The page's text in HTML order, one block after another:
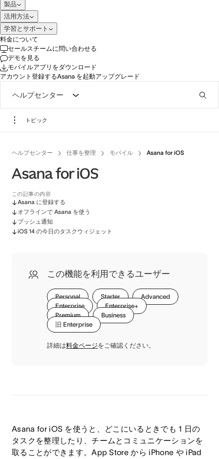
製品
活用方法
学習とサポート
料金について
セールスチームに問い合わせる
デモを見る
モバイルアプリをダウンロード
アカウント登録するAsana を起動アップグレード
ヘルプセンター
トピック
ヘルプセンター 仕事を整理 モバイル Asana for iOS
Asana for iOS
この記事の内容
Asana に登録する
オフラインで Asana を使う
プッシュ通知
iOS 14 の今日のタスクウィジェット
この機能を利用できるユーザー
Personal Starter
Advanced
Enterprise
Enterprise+
Premium
Business
旧 Enterprise
詳細は料金ページをご確認ください。
Asana for iOS を使うと、どこにいるときでも 1 日の
タスクを整理したり、チームとコミュニケーションを
取ることができます。App Store から iPhone や iPad